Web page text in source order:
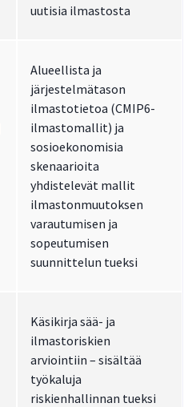
uutisia ilmastosta
Alueellista ja
järjestelmätason
ilmastotietoa (CMIP6-
ilmastomallit) ja
sosioekonomisia
skenaarioita
yhdistelevät mallit
ilmastonmuutoksen
varautumisen ja
sopeutumisen
suunnittelun tueksi
Käsikirja sää- ja
ilmastoriskien
arviointiin – sisältää
työkaluja
riskienhallinnan tueksi